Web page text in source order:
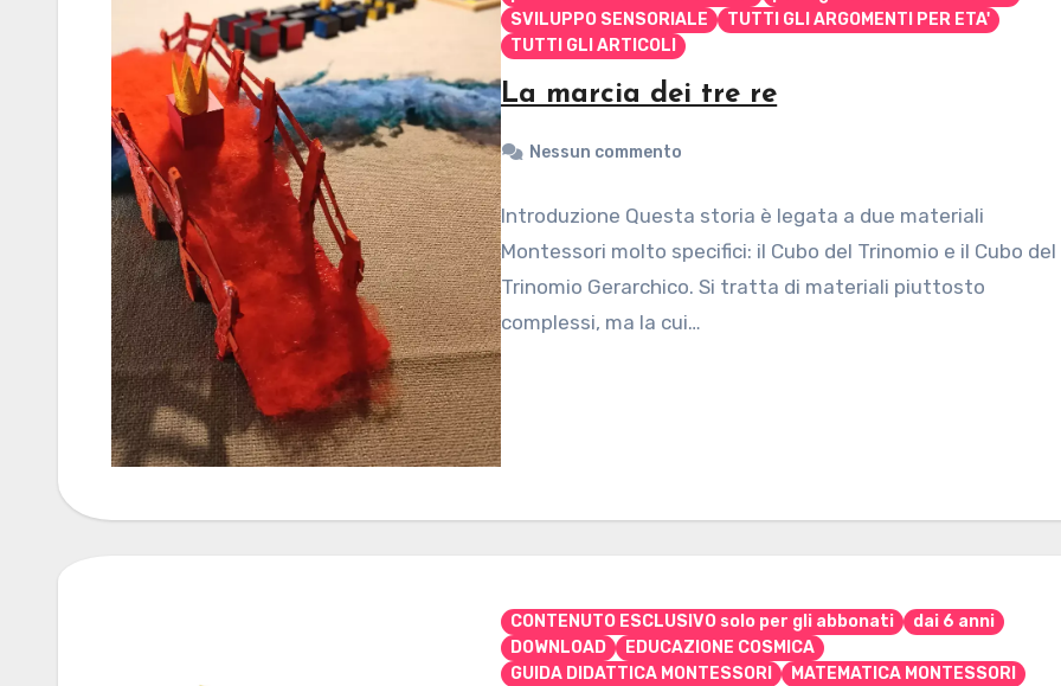
SVILUPPO SENSORIALE
TUTTI GLI ARGOMENTI PER ETA'
TUTTI GLI ARTICOLI
La marcia dei tre re
Nessun commento
Introduzione Questa storia è legata a due materiali
Montessori molto specifici: il Cubo del Trinomio e il Cubo del
Trinomio Gerarchico. Si tratta di materiali piuttosto
complessi, ma la cui…
CONTENUTO ESCLUSIVO solo per gli abbonati
dai 6 anni
DOWNLOAD
EDUCAZIONE COSMICA
GUIDA DIDATTICA MONTESSORI
MATEMATICA MONTESSORI